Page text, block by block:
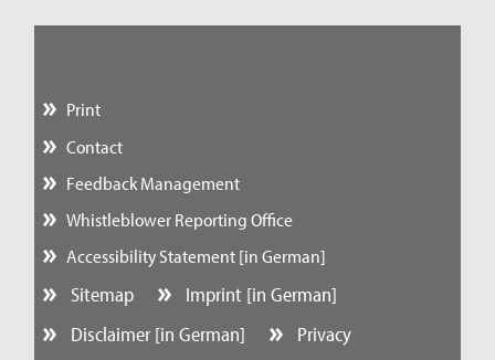
Print
Contact
Feedback Management
Whistleblower Reporting Office
Accessibility Statement [in German]
Sitemap
Imprint [in German]
Disclaimer [in German]
Privacy